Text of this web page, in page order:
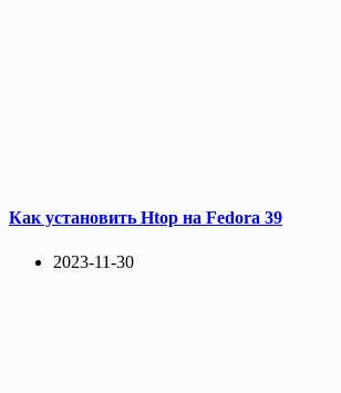
Как установить Htop на Fedora 39
2023-11-30